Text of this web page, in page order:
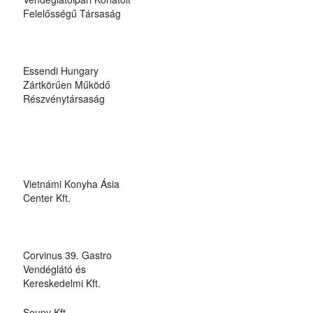
Felelősségű Társaság
Essendi Hungary
Zártkörűen Működő
Részvénytársaság
Vietnámi Konyha Ásia
Center Kft.
Corvinus 39. Gastro
Vendéglátó és
Kereskedelmi Kft.